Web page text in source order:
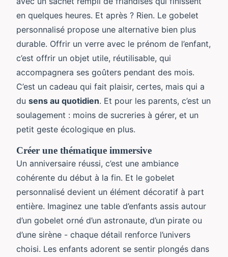
en quelques heures. Et après ? Rien. Le gobelet
personnalisé propose une alternative bien plus
durable. Offrir un verre avec le prénom de l’enfant,
c’est offrir un objet utile, réutilisable, qui
accompagnera ses goûters pendant des mois.
C’est un cadeau qui fait plaisir, certes, mais qui a
du sens au quotidien. Et pour les parents, c’est un
soulagement : moins de sucreries à gérer, et un
petit geste écologique en plus.
Créer une thématique immersive
Un anniversaire réussi, c’est une ambiance
cohérente du début à la fin. Et le gobelet
personnalisé devient un élément décoratif à part
entière. Imaginez une table d’enfants assis autour
d’un gobelet orné d’un astronaute, d’un pirate ou
d’une sirène - chaque détail renforce l’univers
choisi. Les enfants adorent se sentir plongés dans